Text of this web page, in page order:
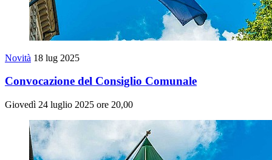
Novità 18 lug 2025
Convocazione del Consiglio Comunale
Giovedì 24 luglio 2025 ore 20,00